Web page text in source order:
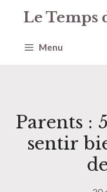
Le Temps
Menu
Parents :
sentir